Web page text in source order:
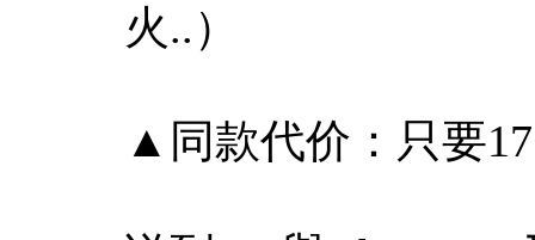
火..）
▲同款代价：只要